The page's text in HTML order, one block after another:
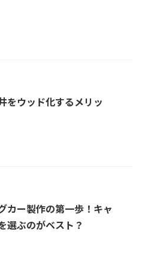
をウッド化するメリッ
カー製作の第一歩！キャ
選ぶのがベスト？